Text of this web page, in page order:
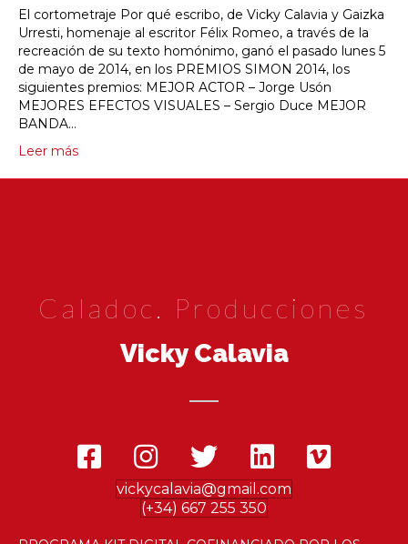
El cortometraje Por qué escribo, de Vicky Calavia y Gaizka
Urresti, homenaje al escritor Félix Romeo, a través de la
recreación de su texto homónimo, ganó el pasado lunes 5
de mayo de 2014, en los PREMIOS SIMON 2014, los
siguientes premios: MEJOR ACTOR – Jorge Usón
MEJORES EFECTOS VISUALES – Sergio Duce MEJOR
BANDA…
Leer más
Caladoc. Producciones
Vicky Calavia
vickycalavia@gmail.com
(+34) 667 255 350